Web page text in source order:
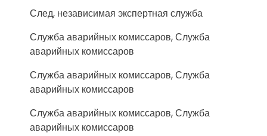
След, независимая экспертная служба
Служба аварийных комиссаров, Служба
аварийных комиссаров
Служба аварийных комиссаров, Служба
аварийных комиссаров
Служба аварийных комиссаров, Служба
аварийных комиссаров